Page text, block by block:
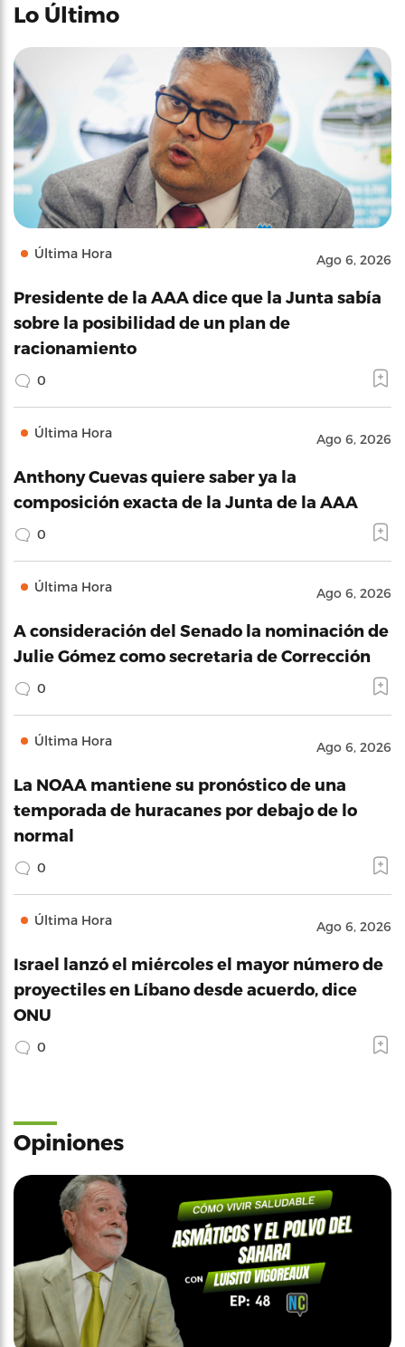
Lo Último
Última Hora Ago 6, 2026
Presidente de la AAA dice que la Junta sabía
sobre la posibilidad de un plan de
racionamiento
0
Última Hora Ago 6, 2026
Anthony Cuevas quiere saber ya la
composición exacta de la Junta de la AAA
0
Última Hora Ago 6, 2026
A consideración del Senado la nominación de
Julie Gómez como secretaria de Corrección
0
Última Hora Ago 6, 2026
La NOAA mantiene su pronóstico de una
temporada de huracanes por debajo de lo
normal
0
Última Hora Ago 6, 2026
Israel lanzó el miércoles el mayor número de
proyectiles en Líbano desde acuerdo, dice
ONU
0
Opiniones